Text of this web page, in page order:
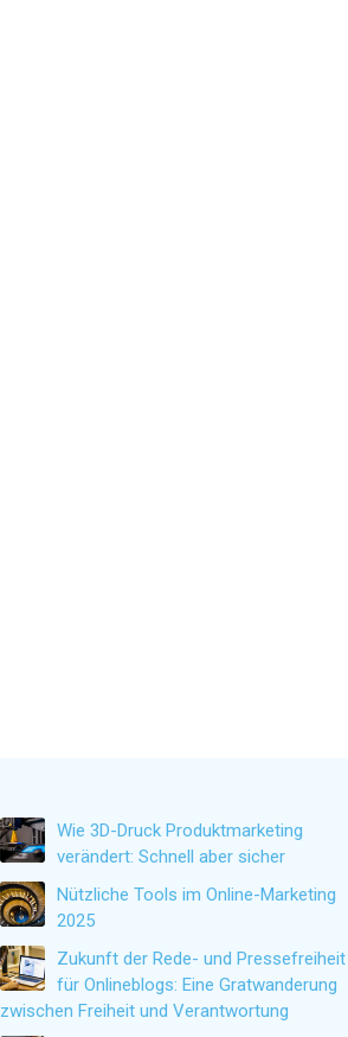
Wie 3D-Druck Produktmarketing
verändert: Schnell aber sicher
Nützliche Tools im Online-Marketing
2025
Zukunft der Rede- und Pressefreiheit
für Onlineblogs: Eine Gratwanderung
zwischen Freiheit und Verantwortung